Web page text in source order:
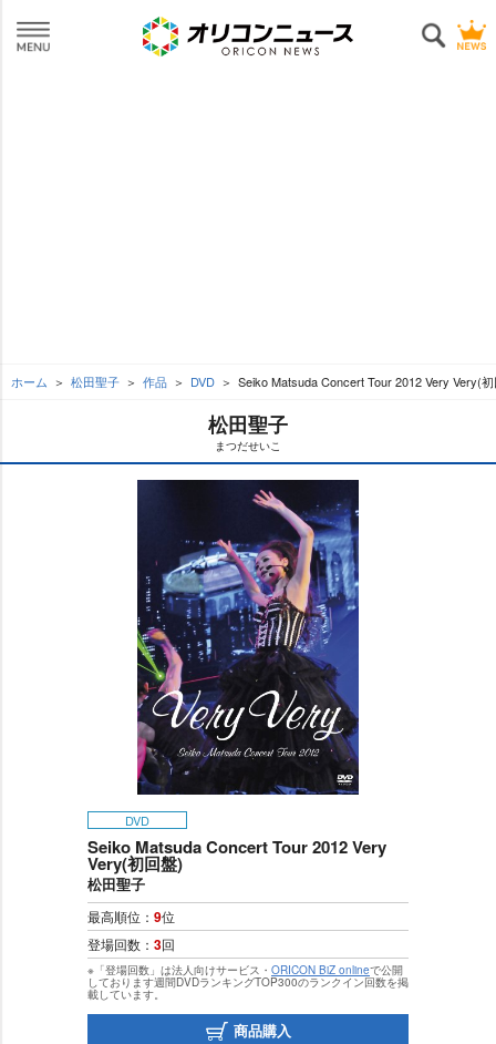
ホーム 松田聖子 作品 DVD Seiko Matsuda Concert Tour 2012 Very Very(
松田聖子
まつだせいこ
DVD
Seiko Matsuda Concert Tour 2012 Very
Very(初回盤)
松田聖子
最高順位： 9位
登場回数： 3回
※「登場回数」は法人向けサービス・ ORICON BiZ onlineで公開
しております週間DVDランキングTOP300のランクイン回数を掲
載しています。
商品購入